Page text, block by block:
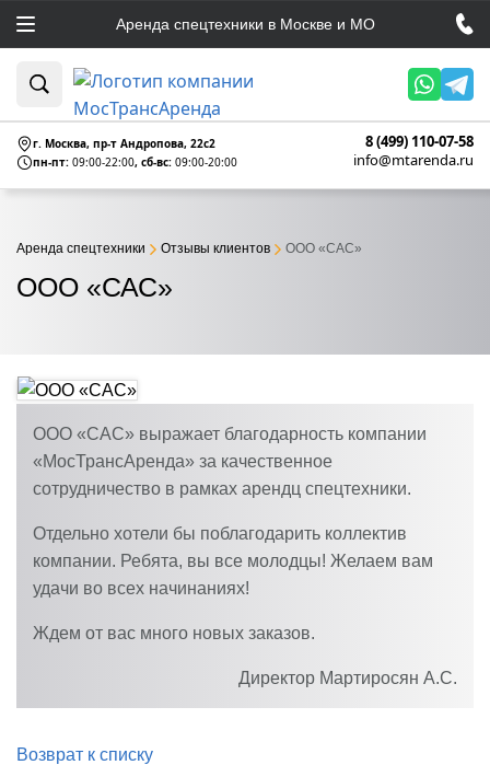
Аренда спецтехники в Москве и МО
г. Москва, пр-т Андропова, 22c2
пн-пт: 09:00-22:00, сб-вс: 09:00-20:00
8 (499) 110-07-58
info@mtarenda.ru
ООО «САС»
Аренда спецтехники Отзывы клиентов ООО «САС»
ООО «САС» выражает благодарность компании
«МосТрансАренда» за качественное
сотрудничество в рамках арендц спецтехники.
Отдельно хотели бы поблагодарить коллектив
компании. Ребята, вы все молодцы! Желаем вам
удачи во всех начинаниях!
Ждем от вас много новых заказов.
Директор Мартиросян А.С.
Возврат к списку